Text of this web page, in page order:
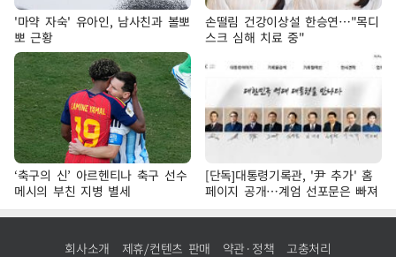
'마약 자숙' 유아인, 남사친과 볼뽀
뽀 근황
손떨림 건강이상설 한승연…"목디
스크 심해 치료 중"
‘축구의 신’ 아르헨티나 축구 선수
메시의 부친 지병 별세
[단독]대통령기록관, '尹 추가' 홈
페이지 공개…계엄 선포문은 빠져
회사소개 제휴/컨텐츠 판매 약관·정책 고충처리